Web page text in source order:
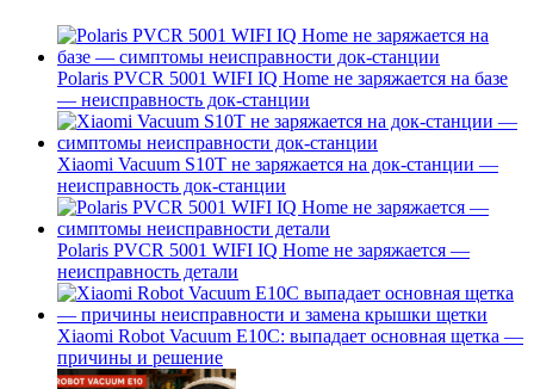
Polaris PVCR 5001 WIFI IQ Home не заряжается на базе
— неисправность док-станции
Xiaomi Vacuum S10T не заряжается на док-станции —
неисправность док-станции
Polaris PVCR 5001 WIFI IQ Home не заряжается —
неисправность детали
Xiaomi Robot Vacuum E10C: выпадает основная щетка —
причины и решение